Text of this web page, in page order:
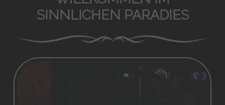
SINNLICHEN PARADIES